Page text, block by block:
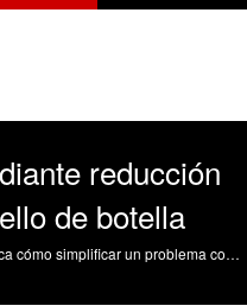
reducción
de botella
En este objeto de aprendizaje se explica cómo simplificar un problema complejo de secuenciación en talleres usando en enfoque cuello de botella. En este caso, el cuello de botella se considerará aquel recurso que necesita más tiempo de proceso para producir todo el plan de fabricación. Una vez identificado el cuello de botella se simplificará el problema utilizando una aproximación heurística denominada botflow. Andrés Romano, C. (2016). Secuenciación mediante reducción del problema al cuello de botella. https://riunet.upv.es/handle/10251/66597 DER